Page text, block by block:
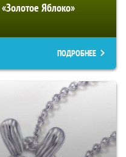
Яблоко»
ПОДРОБНЕЕ